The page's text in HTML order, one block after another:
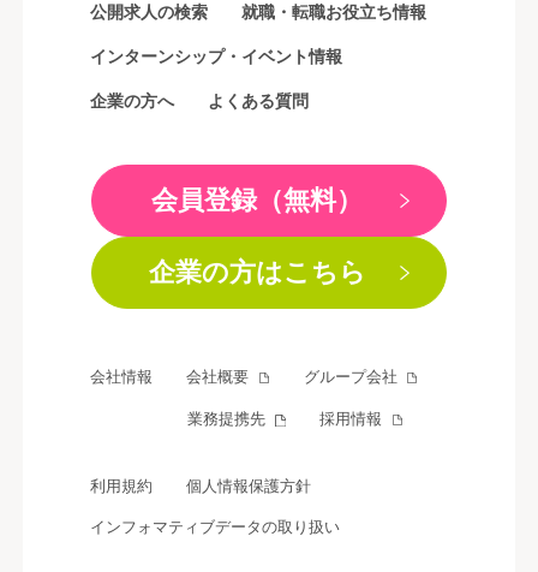
公開求人の検索 就職・転職お役立ち情報
インターンシップ・イベント情報
企業の方へ よくある質問
会員登録（無料）
企業の方はこちら
会社情報 会社概要 グループ会社
業務提携先 採用情報
利用規約 個人情報保護方針
インフォマティブデータの取り扱い